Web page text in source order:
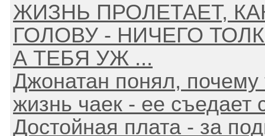
ЖИЗНЬ ПРОЛЕТАЕТ,
ГОЛОВУ - НИЧЕГО
А ТЕБЯ УЖ ...
Джонатан понял, почему
жизнь чаек - ее съедает
Достойная плата - за